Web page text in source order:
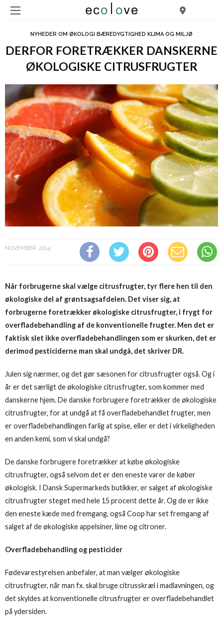
NYHEDER OM ØKOLOGI BÆREDYGTIGHED KLIMA OG MILJØ
DERFOR FORETRÆKKER DANSKERNE
ØKOLOGISKE CITRUSFRUGTER
NOVEMBER, 2014
Når forbrugerne skal vælge citrusfrugter, tyr flere hen til den
økologiske del af grøntsagsafdelen. Det viser sig, at
forbrugerne foretrækker økologiske citrusfrugter, i frygt for
overfladebehandling af de konventionelle frugter. Men det er
faktisk slet ikke overfladebehandlingen som er skurken, det er
derimod pesticiderne man skal undgå, det skriver DR.
Julen sig nærmer, og det gør sæsonen for citrusfrugter også. Og i
år er det særligt de økologiske citrusfrugter, som kommer med
danskerne hjem. De danske forbrugere foretrækker de økologiske
citrusfrugter, for at undgå at få overfladebehandlet frugter, men
er overfladebehandlingen farlig at spise, eller er det i virkeligheden
en anden kemi, som vi skal undgå?
De danske forbrugere foretrækker at købe økologiske
citrusfrugter, også selvom det er den eneste varer de køber
økologisk. I Dansk Supermarkeds butikker, er salget af økologiske
citrusfrugter steget med hele 15 procent dette år. Og de er ikke
den eneste kæde med fremgang, også Coop har set fremgang af
salget af de økologiske appelsiner, lime og citroner.
Overfladebehandling og pesticider
Fødevarestyrelsen anbefaler, at man vælger økologiske
citrusfrugter, når man fx. skal bruge citrusskræl i madlavningen, og
det skyldes at konventionelle citrusfrugter er overfladebehandlet
på ydersiden.